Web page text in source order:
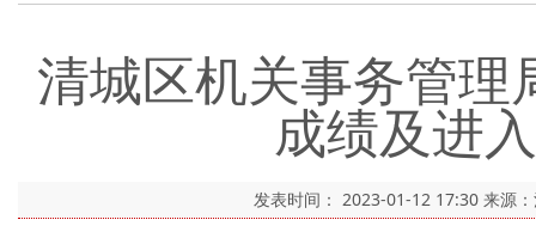
清城区机关事务管
成绩及进
发表时间： 2023-01-12 17:30 来源